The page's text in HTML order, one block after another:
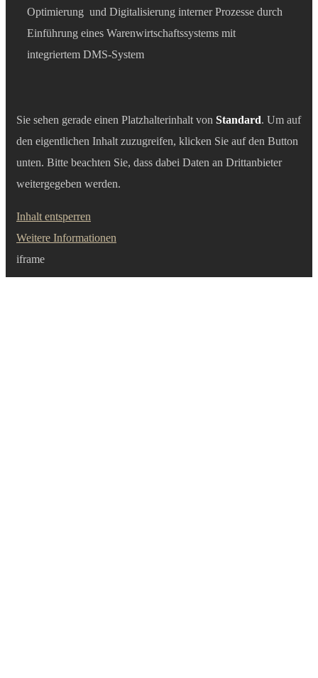
Optimierung und Digitalisierung interner Prozesse durch
Einführung eines Warenwirtschaftssystems mit
integriertem DMS-System
Sie sehen gerade einen Platzhalterinhalt von Standard. Um auf
den eigentlichen Inhalt zuzugreifen, klicken Sie auf den Button
unten. Bitte beachten Sie, dass dabei Daten an Drittanbieter
weitergegeben werden.
Inhalt entsperren
Weitere Informationen
iframe